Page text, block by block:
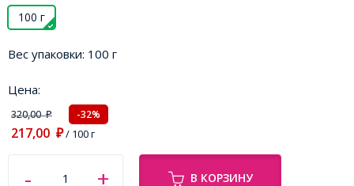
100 г
Вес упаковки: 100 г
Цена:
320,00₽ -32%
217,00 ₽/ 100 г
В КОРЗИНУ